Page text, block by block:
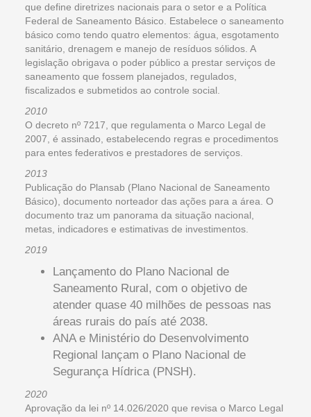
que define diretrizes nacionais para o setor e a Política
Federal de Saneamento Básico. Estabelece o saneamento
básico como tendo quatro elementos: água, esgotamento
sanitário, drenagem e manejo de resíduos sólidos. A
legislação obrigava o poder público a prestar serviços de
saneamento que fossem planejados, regulados,
fiscalizados e submetidos ao controle social.
2010
O decreto nº 7217, que regulamenta o Marco Legal de
2007, é assinado, estabelecendo regras e procedimentos
para entes federativos e prestadores de serviços.
2013
Publicação do Plansab (Plano Nacional de Saneamento
Básico), documento norteador das ações para a área. O
documento traz um panorama da situação nacional,
metas, indicadores e estimativas de investimentos.
2019
Lançamento do Plano Nacional de
Saneamento Rural, com o objetivo de
atender quase 40 milhões de pessoas nas
áreas rurais do país até 2038.
ANA e Ministério do Desenvolvimento
Regional lançam o Plano Nacional de
Segurança Hídrica (PNSH).
2020
Aprovação da lei nº 14.026/2020 que revisa o Marco Legal